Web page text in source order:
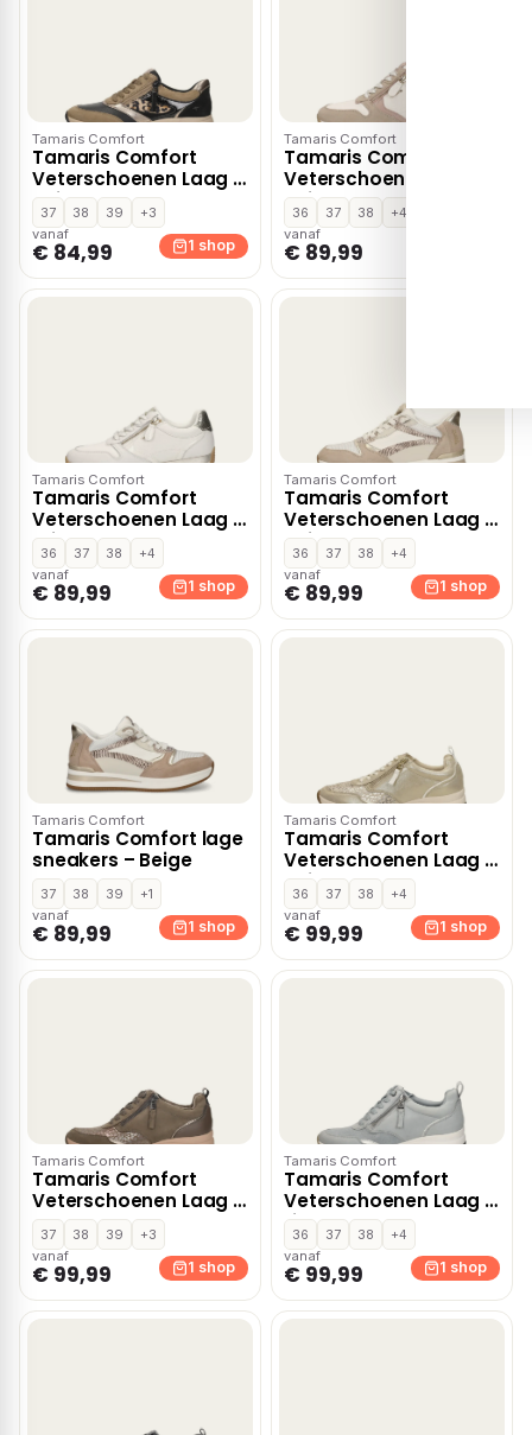
Tamaris Comfort
Tamaris Comfort
Veterschoenen Laag –
Beige
37 38 39
+3
vanaf
€ 84,99 1 shop
Tamaris Comfort
Tamaris Comfort
Veterschoenen Laag –
Beige
36 37 38
+4
vanaf
€ 89,99
Tamaris Comfort
Tamaris Comfort
Veterschoenen Laag –
Wit
36 37 38
+4
vanaf
€ 89,99 1 shop
Tamaris Comfort
Tamaris Comfort
Veterschoenen Laag –
Beige
36 37 38
+4
vanaf
€ 89,99 1 shop
Tamaris Comfort
Tamaris Comfort lage
sneakers – Beige
37 38 39
+1
vanaf
€ 89,99 1 shop
Tamaris Comfort
Tamaris Comfort
Veterschoenen Laag –
Beige
36 37 38
+4
vanaf
€ 99,99 1 shop
Tamaris Comfort
Tamaris Comfort
Veterschoenen Laag –
Taupe
37 38 39
+3
vanaf
€ 99,99 1 shop
Tamaris Comfort
Tamaris Comfort
Veterschoenen Laag –
Licht blauw
36 37 38
+4
vanaf
€ 99,99 1 shop